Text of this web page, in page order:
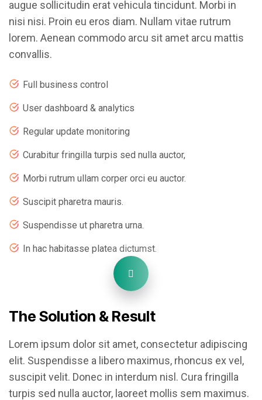
augue sollicitudin erat vehicula tincidunt. Morbi in
nisi nisi. Proin eu eros diam. Nullam vitae rutrum
lorem. Aenean commodo arcu sit amet arcu mattis
convallis.
Full business control
User dashboard & analytics
Regular update monitoring
Curabitur fringilla turpis sed nulla auctor,
Morbi rutrum ullam corper orci eu auctor.
Suscipit pharetra mauris.
Suspendisse ut pharetra urna.
In hac habitasse platea dictumst.
The Solution & Result
Lorem ipsum dolor sit amet, consectetur adipiscing
elit. Suspendisse a libero maximus, rhoncus ex vel,
suscipit velit. Donec in interdum nisl. Cura fringilla
turpis sed nulla auctor, laoreet mollis sem maximus.